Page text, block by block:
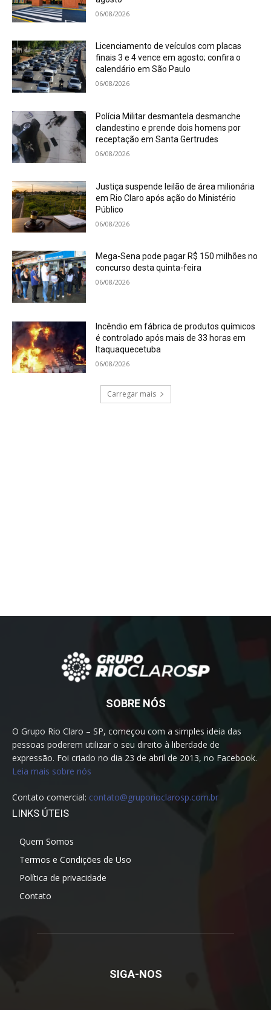
06/08/2026
Licenciamento de veículos com placas
finais 3 e 4 vence em agosto; confira o
calendário em São Paulo
06/08/2026
Polícia Militar desmantela desmanche
clandestino e prende dois homens por
receptação em Santa Gertrudes
06/08/2026
Justiça suspende leilão de área milionária
em Rio Claro após ação do Ministério
Público
06/08/2026
Mega-Sena pode pagar R$ 150 milhões no
concurso desta quinta-feira
06/08/2026
Incêndio em fábrica de produtos químicos
é controlado após mais de 33 horas em
Itaquaquecetuba
06/08/2026
Carregar mais
SOBRE NÓS
O Grupo Rio Claro – SP, começou com a simples ideia das
pessoas poderem utilizar o seu direito à liberdade de
expressão. Foi criado no dia 23 de abril de 2013, no Facebook.
Leia mais sobre nós
Contato comercial: contato@gruporioclarosp.com.br
LINKS ÚTEIS
Quem Somos
Termos e Condições de Uso
Política de privacidade
Contato
SIGA-NOS